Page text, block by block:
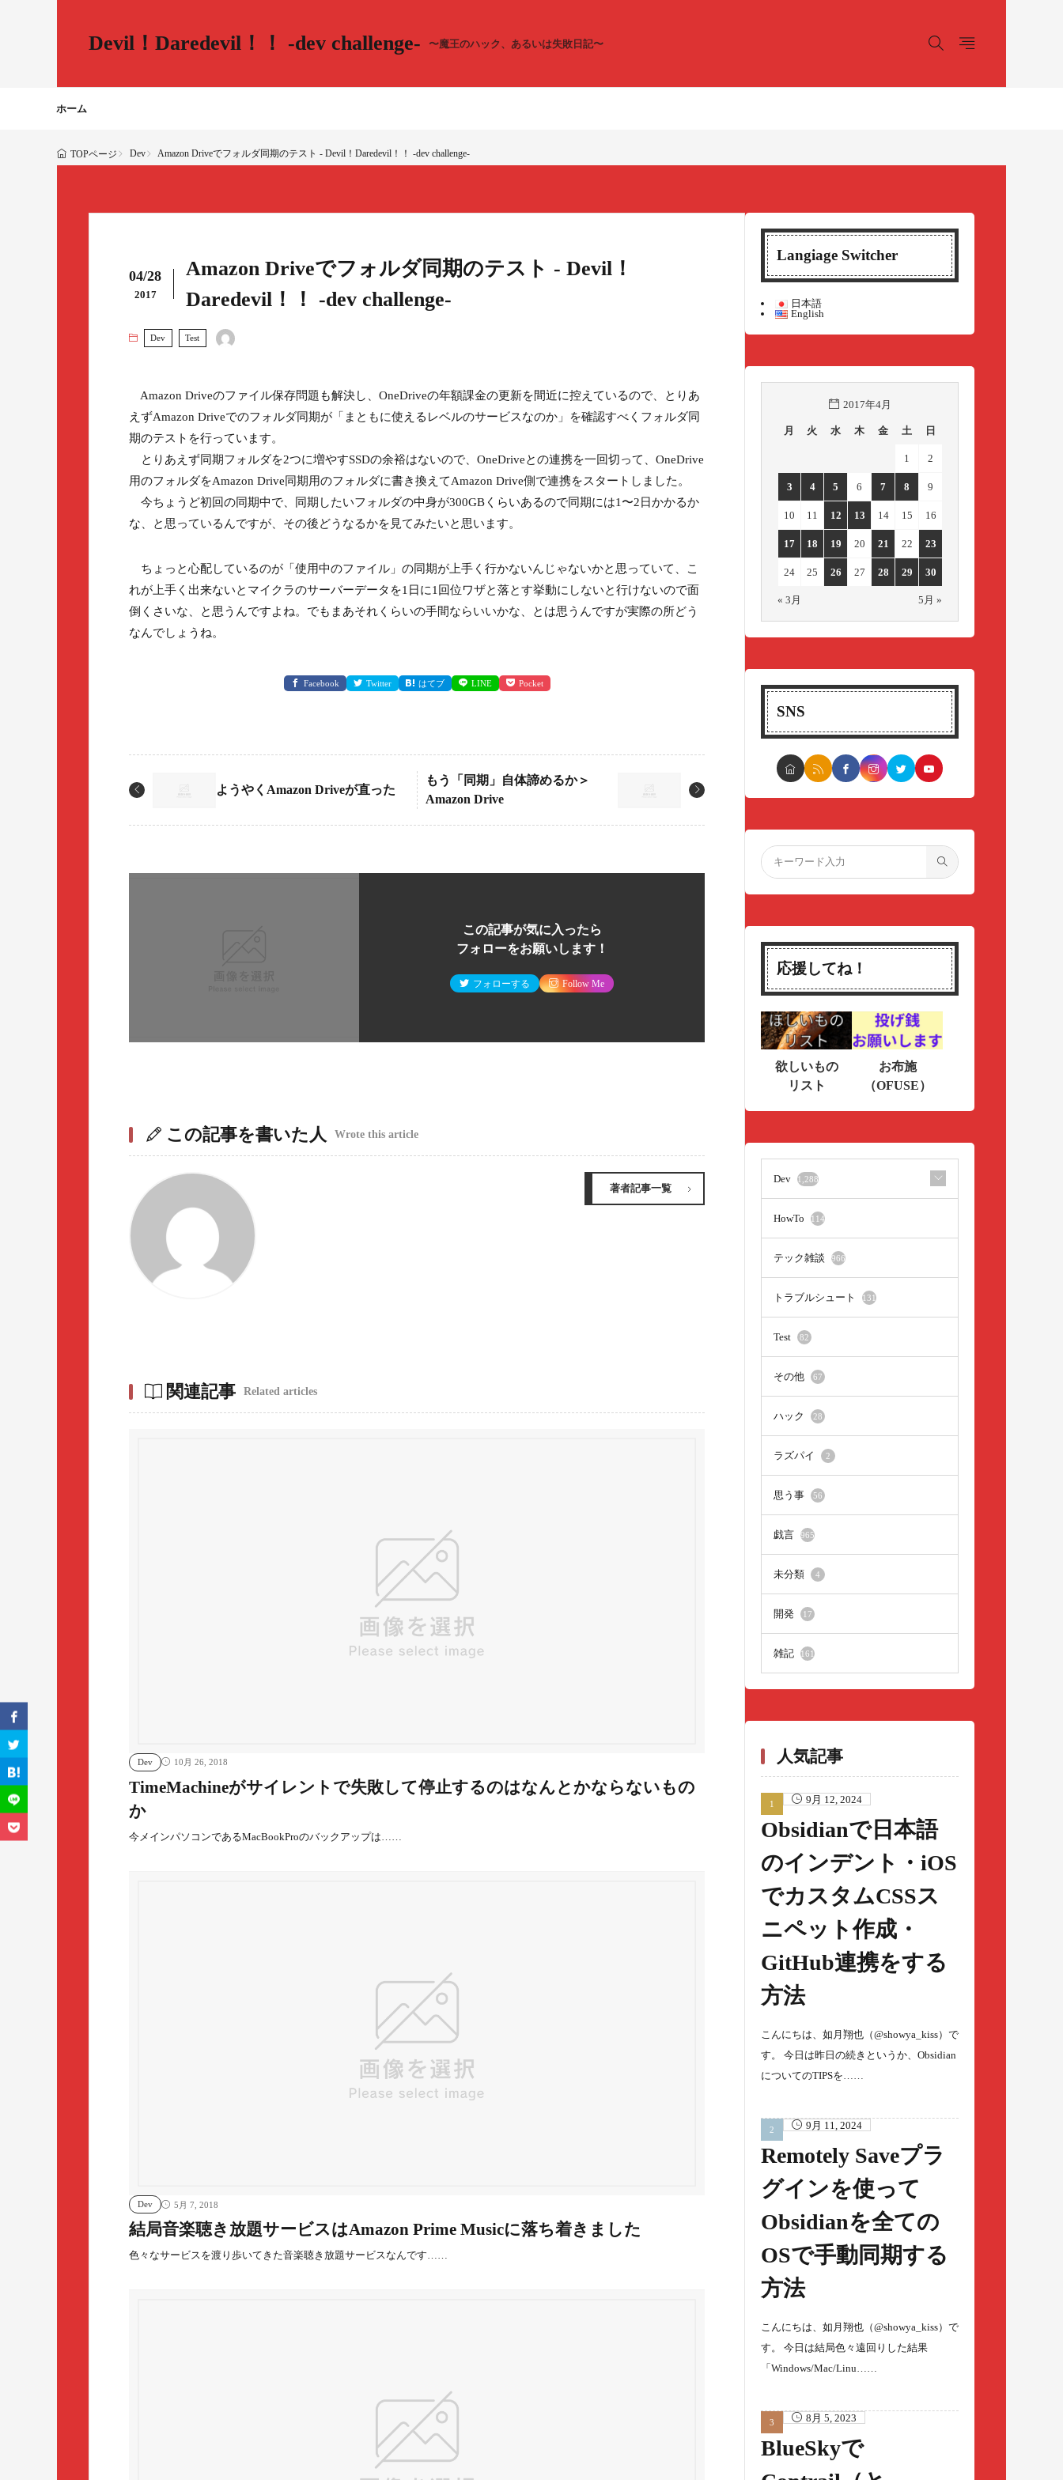
Devil！Daredevil！！ -dev challenge- 〜魔王のハック、あるいは失敗日記〜
ホーム
TOPページ Dev Amazon Driveでフォルダ同期のテスト - Devil！Daredevil！！ -dev challenge-
04/28
2017
Amazon Driveでフォルダ同期のテスト - Devil！
Daredevil！！ -dev challenge-
Dev Test
Amazon Driveのファイル保存問題も解決し、OneDriveの年額課金の更新を間近に控えているので、とりあ
えずAmazon Driveでのフォルダ同期が「まともに使えるレベルのサービスなのか」を確認すべくフォルダ同
期のテストを行っています。
とりあえず同期フォルダを2つに増やすSSDの余裕はないので、OneDriveとの連携を一回切って、OneDrive
用のフォルダをAmazon Drive同期用のフォルダに書き換えてAmazon Drive側で連携をスタートしました。
今ちょうど初回の同期中で、同期したいフォルダの中身が300GBくらいあるので同期には1〜2日かかるか
な、と思っているんですが、その後どうなるかを見てみたいと思います。
ちょっと心配しているのが「使用中のファイル」の同期が上手く行かないんじゃないかと思っていて、こ
れが上手く出来ないとマイクラのサーバーデータを1日に1回位ワザと落とす挙動にしないと行けないので面
倒くさいな、と思うんですよね。でもまあそれくらいの手間ならいいかな、とは思うんですが実際の所どう
なんでしょうね。
Facebook Twitter はてブ LINE Pocket
ようやくAmazon Driveが直った
もう「同期」自体諦めるか＞
Amazon Drive
この記事が気に入ったら
フォローをお願いします！
フォローする Follow Me
この記事を書いた人 Wrote this article
著者記事一覧
関連記事 Related articles
Dev 10月 26, 2018
TimeMachineがサイレントで失敗して停止するのはなんとかならないもの
か
今メインパソコンであるMacBookProのバックアップは……
Dev 5月 7, 2018
結局音楽聴き放題サービスはAmazon Prime Musicに落ち着きました
色々なサービスを渡り歩いてきた音楽聴き放題サービスなんです……
Langiage Switcher
日本語
English
2017年4月
月 火 水 木 金 土 日
1 2
3 4 5 6 7 8 9
10 11 12 13 14 15 16
17 18 19 20 21 22 23
24 25 26 27 28 29 30
« 3月 5月 »
SNS
応援してね！
欲しいもの
リスト
お布施
（OFUSE）
Dev 1,288
HowTo 114
テック雑談 966
トラブルシュート 131
Test 82
その他 67
ハック 28
ラズパイ 2
思う事 56
戯言 965
未分類 4
開発 17
雑記 161
人気記事
9月 12, 2024
Obsidianで日本語
のインデント・iOS
でカスタムCSSス
ニペット作成・
GitHub連携をする
方法
こんにちは、如月翔也（@showya_kiss）で
す。 今日は昨日の続きというか、Obsidian
についてのTIPSを……
9月 11, 2024
Remotely Saveプラ
グインを使って
Obsidianを全ての
OSで手動同期する
方法
こんにちは、如月翔也（@showya_kiss）で
す。 今日は結局色々遠回りした結果
「Windows/Mac/Linu……
8月 5, 2023
BlueSkyで